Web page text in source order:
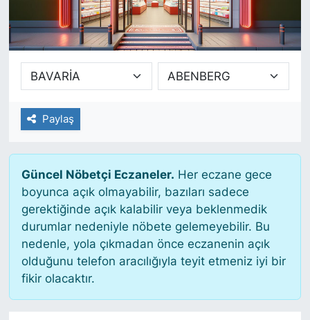
Paylaş
Güncel Nöbetçi Eczaneler. Her eczane gece
boyunca açık olmayabilir, bazıları sadece
gerektiğinde açık kalabilir veya beklenmedik
durumlar nedeniyle nöbete gelemeyebilir. Bu
nedenle, yola çıkmadan önce eczanenin açık
olduğunu telefon aracılığıyla teyit etmeniz iyi bir
fikir olacaktır.
SİYASET
SAĞLIK